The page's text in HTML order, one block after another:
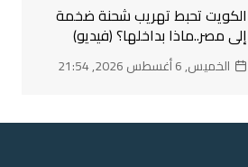
الكويت تحبط تهريب شحنة ضخمة
إلى مصر..ماذا بداخلها؟ (فيديو)
الخميس, 6 أغسطس 2026, 21:54